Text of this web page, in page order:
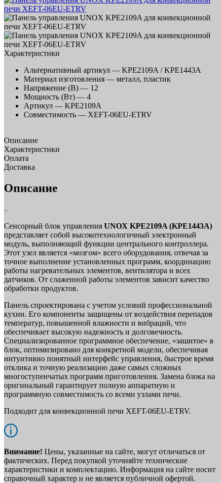
Характеристики
Альтернативный артикул — KPE2109A / KPE1443A
Материал изготовления — металл, пластик
Напряжение (В) — 12
Мощность (Вт) — 4
Артикул — KPE2109A
Совместимость — XEFT-06EU-ETRV
Описание
Характеристики
Оплата
Доставка
Описание
Сенсорный блок управления UNOX KPE2109A (KPE1443A)
представляет собой высокотехнологичный электронный
модуль, выполняющий функции центрального контроллера.
Этот узел является «мозгом» всего оборудования, отвечая за
точное выполнение установленных программ, координацию
работы нагревательных элементов, вентилятора и всех
датчиков. От слаженной работы элементов зависит качество
обработки продуктов.
Панель спроектирована с учетом условий профессиональной
кухни. Его компоненты защищены от воздействия перепадов
температур, повышенной влажности и вибраций, что
обеспечивает высокую надежность и долговечность.
Специализированное программное обеспечение, «зашитое» в
блок, оптимизировано для конкретной модели, обеспечивая
интуитивно понятный интерфейс управления, быстрое время
отклика и точную реализацию даже самых сложных
многоступенчатых программ приготовления. Замена блока на
оригинальный гарантирует полную аппаратную и
программную совместимость со всеми узлами печи.
Подходит для конвекционной печи XEFT-06EU-ETRV.
Внимание! Цены, указанные на сайте, могут отличаться от
фактических. Перед покупкой уточняйте технические
характеристики и комплектацию. Информация на сайте носит
справочный характер и не является публичной офертой.